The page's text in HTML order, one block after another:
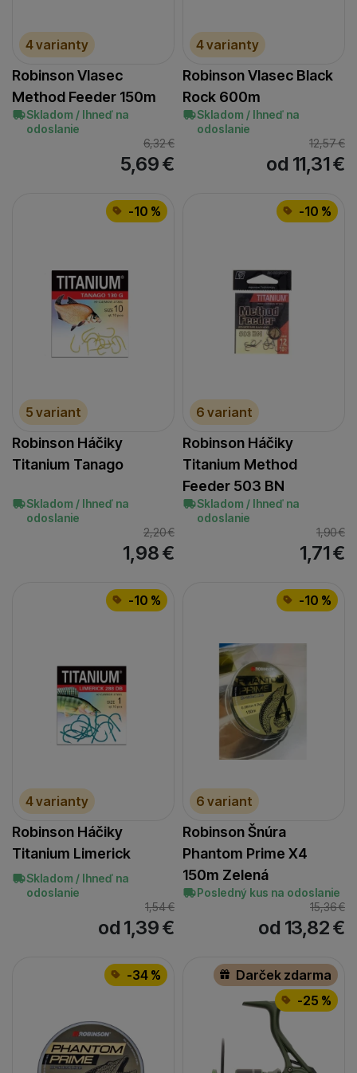
4 varianty
Robinson Vlasec
Method Feeder 150m
Skladom / Ihneď na
odoslanie
6,32€
5,69€
4 varianty
Robinson Vlasec Black
Rock 600m
Skladom / Ihneď na
odoslanie
12,57€
od 11,31€
-10 %
5 variant
Robinson Háčiky
Titanium Tanago
Skladom / Ihneď na
odoslanie
2,20€
1,98€
-10 %
6 variant
Robinson Háčiky
Titanium Method
Feeder 503 BN
Skladom / Ihneď na
odoslanie
1,90€
1,71€
-10 %
4 varianty
Robinson Háčiky
Titanium Limerick
Skladom / Ihneď na
odoslanie
1,54€
od 1,39€
-10 %
6 variant
Robinson Šnúra
Phantom Prime X4
150m Zelená
Posledný kus na odoslanie
15,36€
od 13,82€
-34 %
Darček zdarma
-25 %